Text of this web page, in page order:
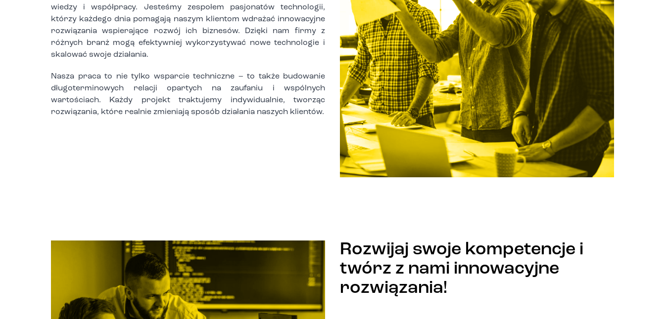
wiedzy i współpracy. Jesteśmy zespołem pasjonatów technologii,
którzy każdego dnia pomagają naszym klientom wdrażać innowacyjne
rozwiązania wspierające rozwój ich biznesów. Dzięki nam firmy z
różnych branż mogą efektywniej wykorzystywać nowe technologie i
skalować swoje działania.
Nasza praca to nie tylko wsparcie techniczne – to także budowanie
długoterminowych relacji opartych na zaufaniu i wspólnych
wartościach. Każdy projekt traktujemy indywidualnie, tworząc
rozwiązania, które realnie zmieniają sposób działania naszych klientów.
Rozwijaj swoje kompetencje i
twórz z nami innowacyjne
rozwiązania!